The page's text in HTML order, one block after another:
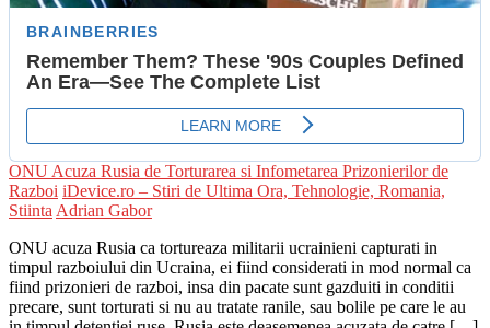
ONU Acuza Rusia de Torturarea si Infometarea Prizonierilor de
Razboi iDevice.ro – Stiri de Ultima Ora, Tehnologie, Romania,
Stiinta Adrian Gabor
ONU acuza Rusia ca tortureaza militarii ucrainieni capturati in
timpul razboiului din Ucraina, ei fiind considerati in mod normal ca
fiind prizonieri de razboi, insa din pacate sunt gazduiti in conditii
precare, sunt torturati si nu au tratate ranile, sau bolile pe care le au